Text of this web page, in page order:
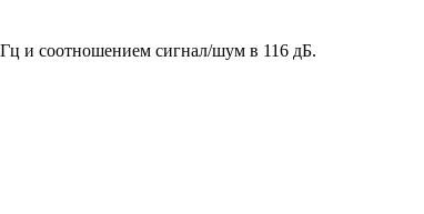
и соотношением сигнал/шум в 116 дБ.